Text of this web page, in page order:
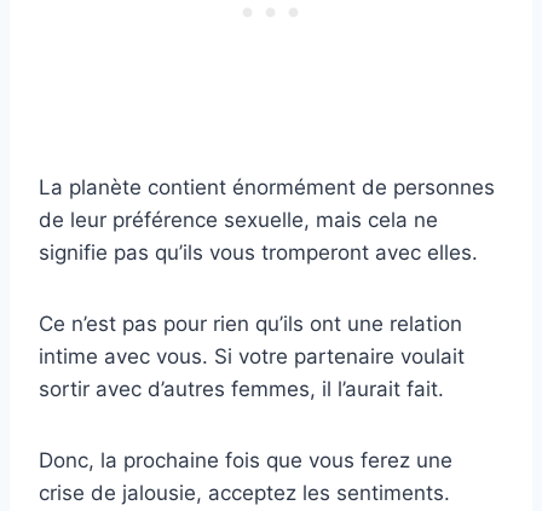
La planète contient énormément de personnes
de leur préférence sexuelle, mais cela ne
signifie pas qu’ils vous tromperont avec elles.
Ce n’est pas pour rien qu’ils ont une relation
intime avec vous. Si votre partenaire voulait
sortir avec d’autres femmes, il l’aurait fait.
Donc, la prochaine fois que vous ferez une
crise de jalousie, acceptez les sentiments.